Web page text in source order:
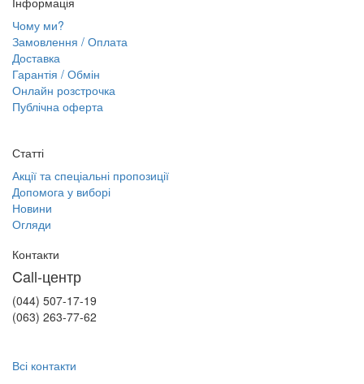
Чому ми?
Замовлення / Оплата
Доставка
Гарантія / Обмін
Онлайн розстрочка
Публічна оферта
Статті
Акції та спеціальні пропозиції
Допомога у виборі
Новини
Огляди
Контакти
Call-центр
(044) 507-17-19
(063) 263-77-62
Всі контакти